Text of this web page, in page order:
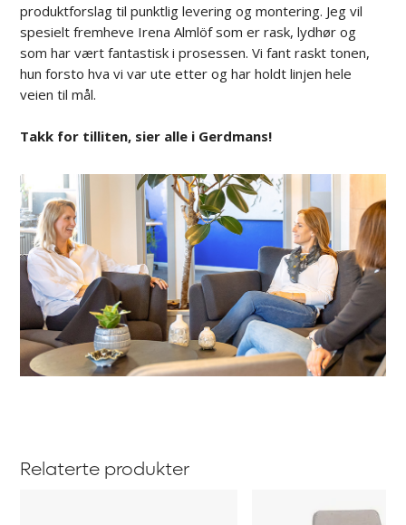
produktforslag til punktlig levering og montering. Jeg vil
spesielt fremheve Irena Almlöf som er rask, lydhør og
som har vært fantastisk i prosessen. Vi fant raskt tonen,
hun forsto hva vi var ute etter og har holdt linjen hele
veien til mål.
Takk for tilliten, sier alle i Gerdmans!
Relaterte produkter